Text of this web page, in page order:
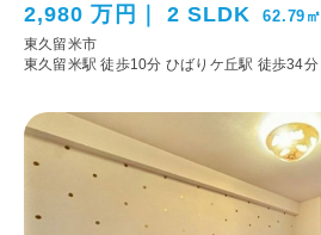
2,980 万円 2 SLDK 62.79㎡
東久留米市
東久留米駅 徒歩10分 ひばりケ丘駅 徒歩34分